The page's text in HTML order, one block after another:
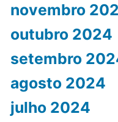
novembro
outubro 2024
setembro
agosto 2024
julho 2024